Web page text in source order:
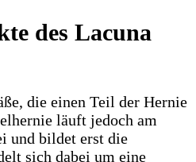
des Lacuna
die einen Teil der Hernie
läuft jedoch am
und bildet erst die
sich dabei um eine